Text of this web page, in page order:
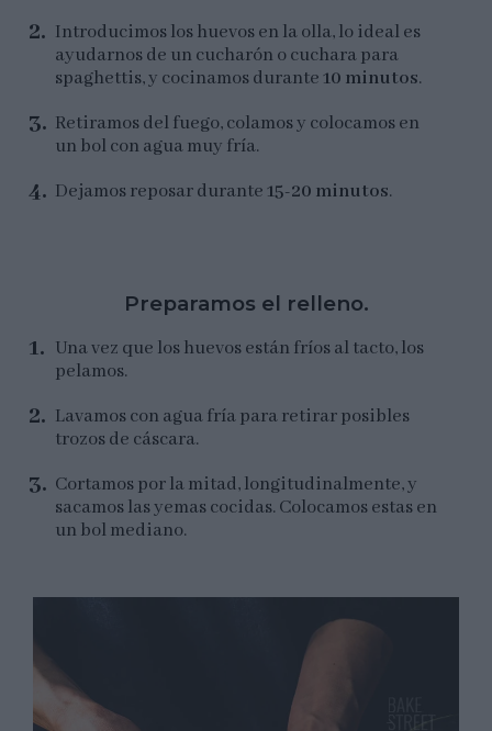
Introducimos los huevos en la olla, lo ideal es
ayudarnos de un cucharón o cuchara para
spaghettis, y cocinamos durante10 minutos.
Retiramos del fuego, colamos y colocamos en
un bol con agua muy fría.
Dejamos reposar durante15-20 minutos.
Preparamos el relleno.
Una vez que los huevos están fríos al tacto, los
pelamos.
Lavamos con agua fría para retirar posibles
trozos de cáscara.
Cortamos por la mitad, longitudinalmente, y
sacamos las yemas cocidas. Colocamos estas en
un bol mediano.